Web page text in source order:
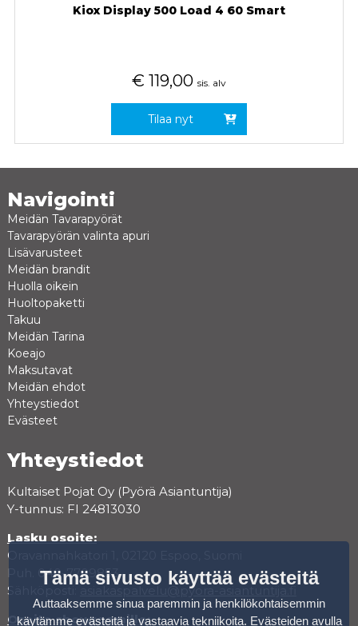
Kiox Display 500 Load 4 60 Smart
€ 119,00 sis. alv
Tilaa nyt
Navigointi
Meidän Tavarapyörät
Tavarapyörän valinta apuri
Lisävarusteet
Meidän brandit
Huolla oikein
Huoltopaketti
Takuu
Meidän Tarina
Koeajo
Maksutavat
Meidän ehdot
Yhteystiedot
Evästeet
Yhteystiedot
Kultaiset Pojat Oy (Pyörä Asiantuntija)
Y-tunnus: FI 24813030
Lasku osoite:
Oravannahkatori 1, 02120 Espoo, Suomi
Puh. 040-7709853
Sähköposti:
asiakaspalvelu@pyora-asiantuntija.fi
Osoite showroomille:
Tämä sivusto käyttää evästeitä
Auttaaksemme sinua paremmin ja henkilökohtaisemmin
käytämme evästeitä ja vastaavia tekniikoita. Evästeiden avulla